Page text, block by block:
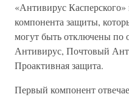
«Антивирус
компонента защиты,
могут быть отключены по
Антивирус, Почтовый
Проактивная защита.
Первый компонент